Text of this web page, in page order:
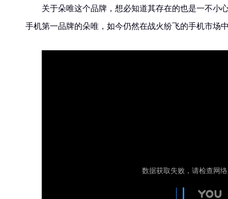
关于朵唯这个品牌，想必知道其存在的也是一不小
手机第一品牌的朵唯，如今仍然在战火纷飞的手机市场